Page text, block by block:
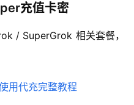
充值卡密
/ SuperGrok 相关套餐，